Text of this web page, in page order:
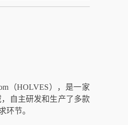
（HOLVES），是一家
自主研发和生产了多款
环节。